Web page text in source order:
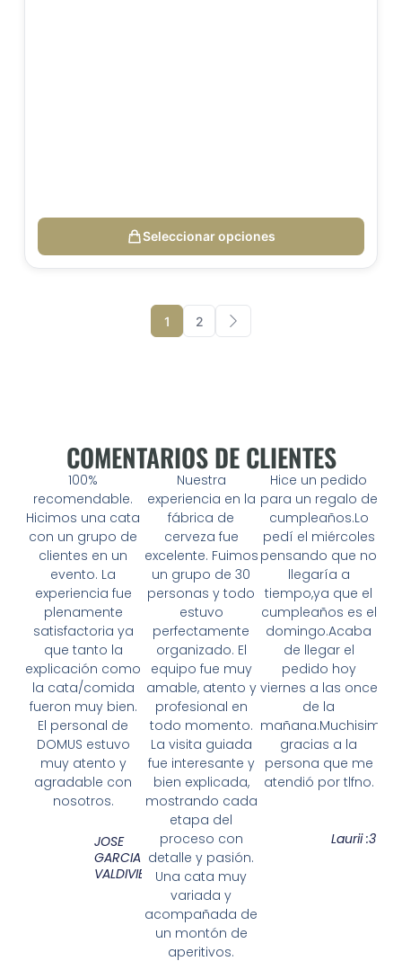
Seleccionar opciones
1 2
COMENTARIOS DE CLIENTES
100%
recomendable.
Hicimos una cata
con un grupo de
clientes en un
evento. La
experiencia fue
plenamente
satisfactoria ya
que tanto la
explicación como
la cata/comida
fueron muy bien.
El personal de
DOMUS estuvo
muy atento y
agradable con
nosotros.
JOSE
GARCIA
VALDIVIESO
Nuestra
experiencia en la
fábrica de
cerveza fue
excelente. Fuimos
un grupo de 30
personas y todo
estuvo
perfectamente
organizado. El
equipo fue muy
amable, atento y
profesional en
todo momento.
La visita guiada
fue interesante y
bien explicada,
mostrando cada
etapa del
proceso con
detalle y pasión.
Una cata muy
variada y
acompañada de
un montón de
aperitivos.
Hice un pedido
para un regalo de
cumpleaños.Lo
pedí el miércoles
pensando que no
llegaría a
tiempo,ya que el
cumpleaños es el
domingo.Acaba
de llegar el
pedido hoy
viernes a las once
de la
mañana.Muchisimas
gracias a la
persona que me
atendió por tlfno.
Laurii :3